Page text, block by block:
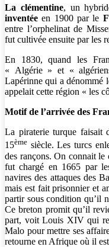
La clémentine, un
inventéeen 1900 par le
entre l’orphelinat de
fut cultivée ensuite par les
En 1830, quand les
« Algérie » et «
Lapérinne qui a dénommé
appelait cette région « les
Motif de l’arrivée des
La piraterie turque faisait
15ème siècle. Les turcs
des rançons. On connait
fut chargé en 1665 par
navires des attaques des
mais est fait prisonnier et
partir sous condition qu’il
Ce breton promit qu’il
part, voit Louis XIV qui
Malo pour mettre ses
retourne en Afrique où il